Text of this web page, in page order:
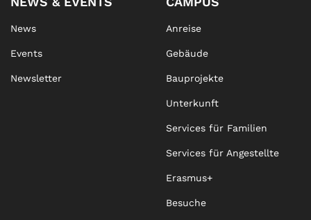
News
Events
Newsletter
Anreise
Gebäude
Bauprojekte
Unterkunft
Services für Familien
Services für Angestellte
Erasmus+
Besuche